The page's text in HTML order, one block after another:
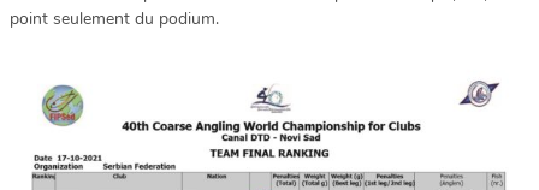
point seulement du podium.